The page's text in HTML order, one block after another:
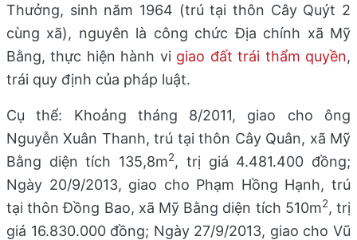
Thưởng, sinh năm 1964 (trú tại thôn Cây Quýt 2
cùng xã), nguyên là công chức Địa chính xã Mỹ
Bằng, thực hiện hành vi giao đất trái thẩm quyền,
trái quy định của pháp luật.
Cụ thể: Khoảng tháng 8/2011, giao cho ông
Nguyễn Xuân Thanh, trú tại thôn Cây Quân, xã Mỹ
Bằng diện tích 135,8m2, trị giá 4.481.400 đồng;
Ngày 20/9/2013, giao cho Phạm Hồng Hạnh, trú
tại thôn Đồng Bao, xã Mỹ Bằng diện tích 510m2, trị
giá 16.830.000 đồng; Ngày 27/9/2013, giao cho Vũ